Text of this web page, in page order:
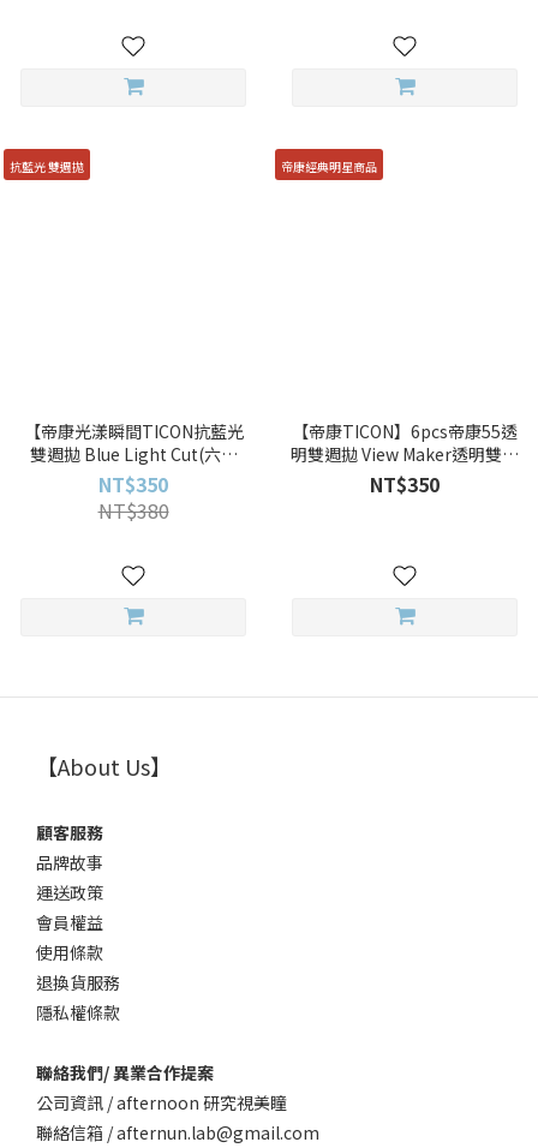
抗藍光 雙週拋
【帝康光漾瞬間TICON抗藍光
雙週拋 Blue Light Cut(六片
裝)THEMOMENT】6pcs抗藍光
透明雙週拋
NT$350
NT$380
帝康經典明星商品
【帝康TICON】6pcs帝康55透
明雙週拋 View Maker透明雙週
拋
NT$350
【About Us】
顧客服務
品牌故事
運送政策
會員權益
使用條款
退換貨服務
隱私權條款
聯絡我們/ 異業合作提案
公司資訊 / afternoon 研究視美瞳
聯絡信箱 / afternun.lab@gmail.com